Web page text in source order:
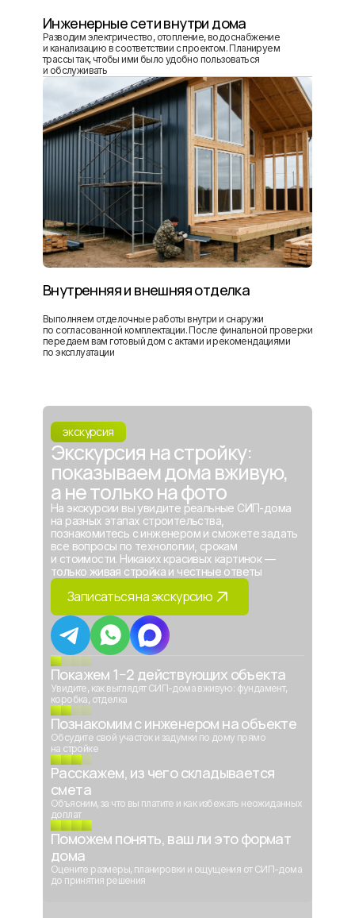
Инженерные сети внутри дома
Разводим электричество, отопление, водоснабжение
и канализацию в соответствии с проектом. Планируем
трассы так, чтобы ими было удобно пользоваться
и обслуживать
Внутренняя и внешняя отделка
Выполняем отделочные работы внутри и снаружи
по согласованной комплектации. После финальной проверки
передаем вам готовый дом с актами и рекомендациями
по эксплуатации
экскурсия
Экскурсия на стройку:
показываем дома вживую,
а не только на фото
На экскурсии вы увидите реальные СИП-дома
на разных этапах строительства,
познакомитесь с инженером и сможете задать
все вопросы по технологии, срокам
и стоимости. Никаких красивых картинок —
только живая стройка и честные ответы
Записаться на экскурсию
Покажем 1−2 действующих объекта
Увидите, как выглядят СИП-дома вживую: фундамент,
коробка, отделка
Познакомим с инженером на объекте
Обсудите свой участок и задумки по дому прямо
на стройке
Расскажем, из чего складывается
смета
Объясним, за что вы платите и как избежать неожиданных
доплат
Поможем понять, ваш ли это формат
дома
Оцените размеры, планировки и ощущения от СИП-дома
до принятия решения